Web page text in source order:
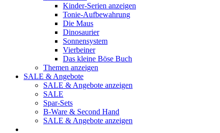
Kinder-Serien anzeigen
Tonie-Aufbewahrung
Die Maus
Dinosaurier
Sonnensystem
Vierbeiner
Das kleine Böse Buch
Themen anzeigen
SALE & Angebote
SALE & Angebote anzeigen
SALE
Spar-Sets
B-Ware & Second Hand
SALE & Angebote anzeigen